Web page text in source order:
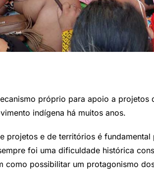
próprio para apoio a
indígena há muitos anos.
projetos e de territórios é
foi uma dificuldade histórica
como possibilitar um protagonismo